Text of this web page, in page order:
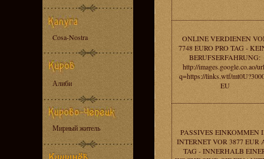
Cosa-Nostra
Алиби
Мирный житель
ONLINE VERDIENEN
7748 EURO PRO TAG -
BERUFSERFAHRUNG:
http://images.google.co.ao/
q=https://links.wtf/
EU
PASSIVES EINKOMMEN
INTERNET VOR 3877 EUR
TAG - INNERHALB